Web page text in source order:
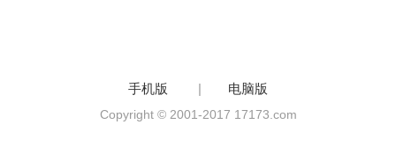
手机版 | 电脑版
Copyright © 2001-2017 17173.com